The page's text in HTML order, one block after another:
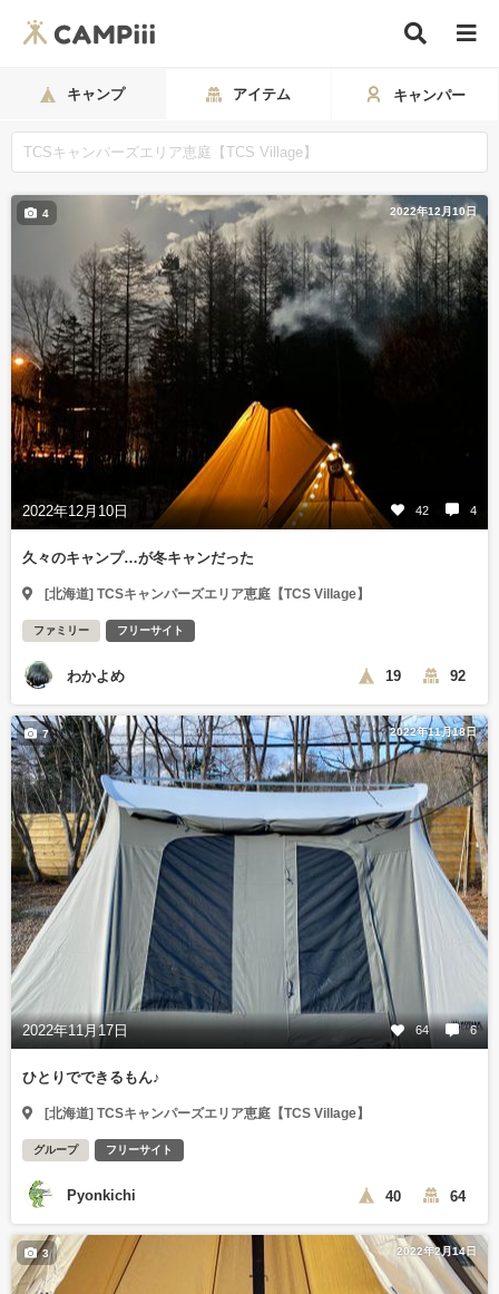
キャンプ アイテム キャンパー
2022年12月10日
2022年12月10日 42 4
4
久々のキャンプ…が冬キャンだった
[北海道] TCSキャンパーズエリア恵庭【TCS Village】
ファミリー フリーサイト
わかよめ 19 92
2022年11月18日
2022年11月17日 64 6
7
ひとりでできるもん♪
[北海道] TCSキャンパーズエリア恵庭【TCS Village】
グループ フリーサイト
Pyonkichi 40 64
2022年2月14日
3